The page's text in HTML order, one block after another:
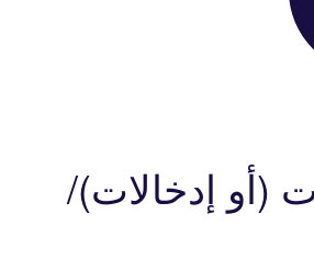
(أو إدخالات)/